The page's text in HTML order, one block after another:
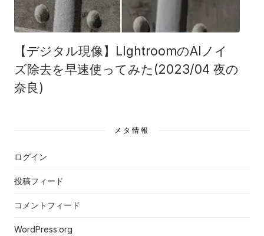
【デジタル現像】LIghtroomのAIノイ
ズ除去を早速使ってみた(2023/04 夜の
奈良)
メタ情報
ログイン
投稿フィード
コメントフィード
WordPress.org